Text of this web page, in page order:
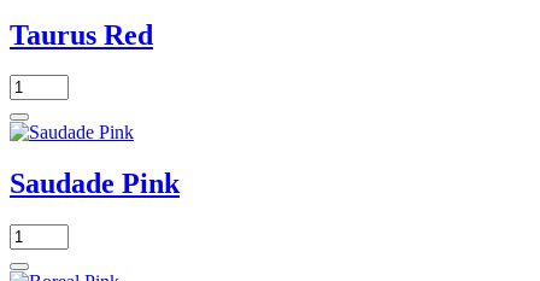
Taurus Red
Saudade Pink